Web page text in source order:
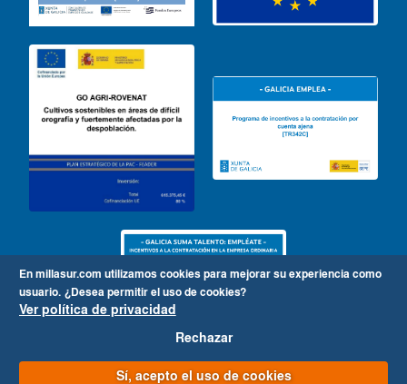
En millasur.com utilizamos cookies para mejorar su experiencia como
usuario. ¿Desea permitir el uso de cookies?
Ver política de privacidad
Rechazar
Sí, acepto el uso de cookies